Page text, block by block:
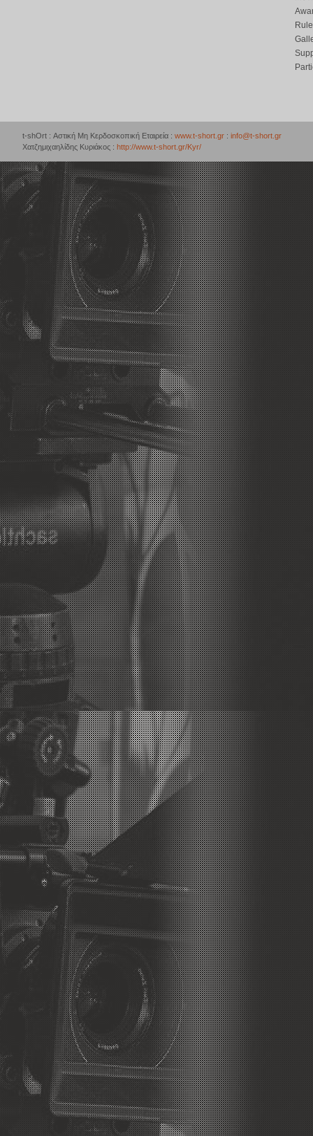
t-shOrt : Αστική Μη Κερδοσκοπική Εταιρεία : www.t-short.gr : info@t-short.gr
Χατζημιχαηλίδης Κυριάκος : http://www.t-short.gr/Kyr/